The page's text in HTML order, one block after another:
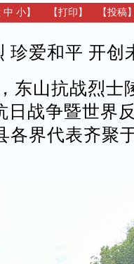
中 小】 【打印 】 【投稿
爱和平 开创
东山抗战烈士
日战争暨世界
各界代表齐聚